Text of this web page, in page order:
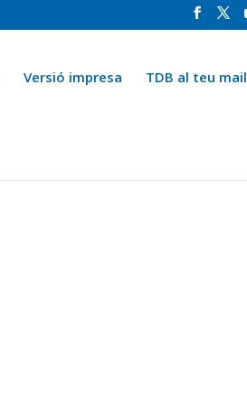
Versió impresa TDB al teu mail